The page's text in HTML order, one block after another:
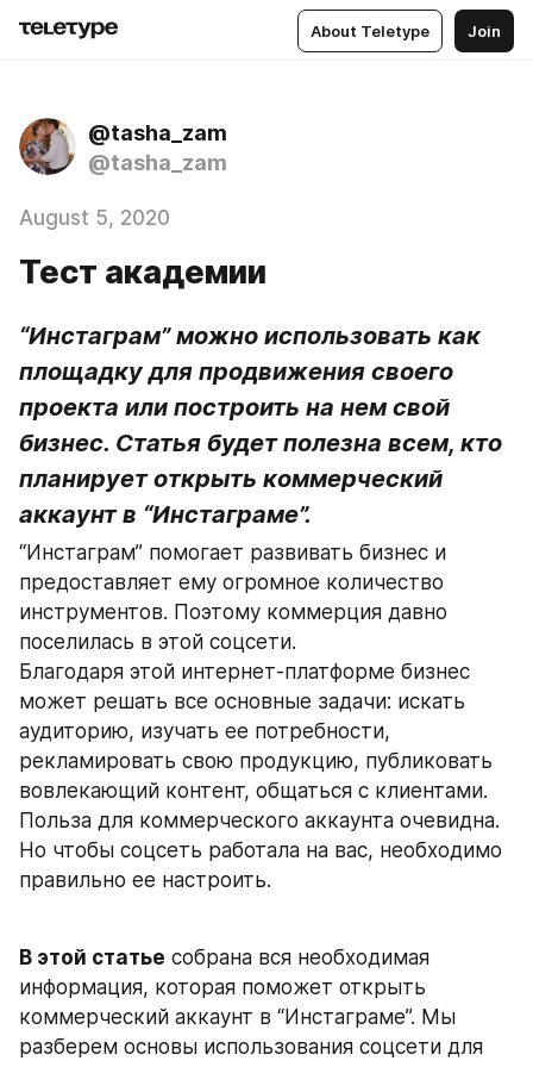
About Teletype Join
@tasha_zam
@tasha_zam
August 5, 2020
Тест академии
“Инстаграм” можно использовать как
площадку для продвижения своего
проекта или построить на нем свой
бизнес. Статья будет полезна всем, кто
планирует открыть коммерческий
аккаунт в “Инстаграме”.
“Инстаграм” помогает развивать бизнес и
предоставляет ему огромное количество
инструментов. Поэтому коммерция давно
поселилась в этой соцсети.
Благодаря этой интернет-платформе бизнес
может решать все основные задачи: искать
аудиторию, изучать ее потребности,
рекламировать свою продукцию, публиковать
вовлекающий контент, общаться с клиентами.
Польза для коммерческого аккаунта очевидна.
Но чтобы соцсеть работала на вас, необходимо
правильно ее настроить.
В этой статье собрана вся необходимая
информация, которая поможет открыть
коммерческий аккаунт в “Инстаграме”. Мы
разберем основы использования соцсети для